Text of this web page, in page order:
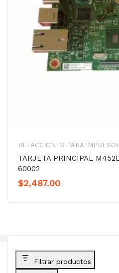
REFACCIONES PARA
TARJETA PRINCIPAL
60002
$2,487.00
Filtrar productos